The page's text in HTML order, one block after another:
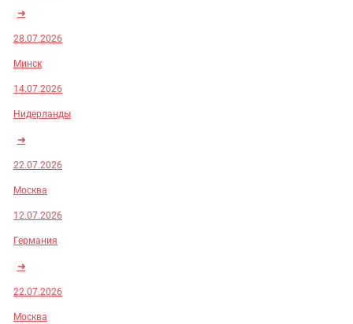
➜
28.07.2026
Минск
14.07.2026
Нидерланды
➜
22.07.2026
Москва
12.07.2026
Германия
➜
22.07.2026
Москва